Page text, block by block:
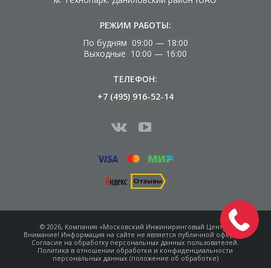
РЕЖИМ РАБОТЫ:
По будням 09:00 — 18:00
Выходные 10:00 — 16:00
ТЕЛЕФОН:
+7 (495) 916-52-14
© 2026, Компания «Московский Инжиниринговый Центр»
Внимание! Информация на сайте не является публичной офертой.
Согласие на обработку персональных данных пользователей.
Политика в отношении обработки и конфиденциальности
персональных данных (положение об обработке)